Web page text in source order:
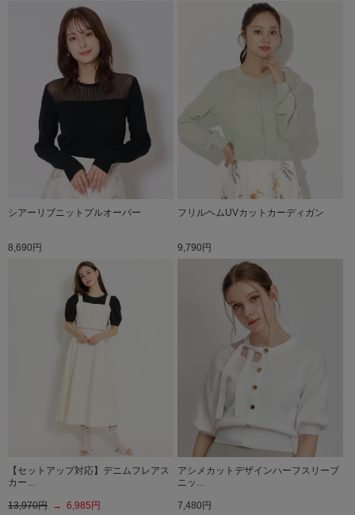
シアーリブニットプルオーバー
8,690円
フリルヘムUVカットカーディガン
9,790円
【セットアップ対応】デニムフレアス
カー…
13,970円 → 6,985円
アシメカットデザインハーフスリーブ
ニッ…
7,480円